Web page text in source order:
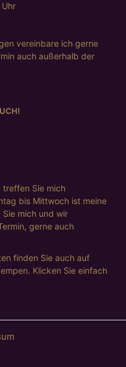
vereinbare ich gerne
auch außerhalb der
treffen Sie mich
bis Mittwoch ist meine
mich und wir
gerne auch
finden Sie auch auf
Klicken Sie einfach